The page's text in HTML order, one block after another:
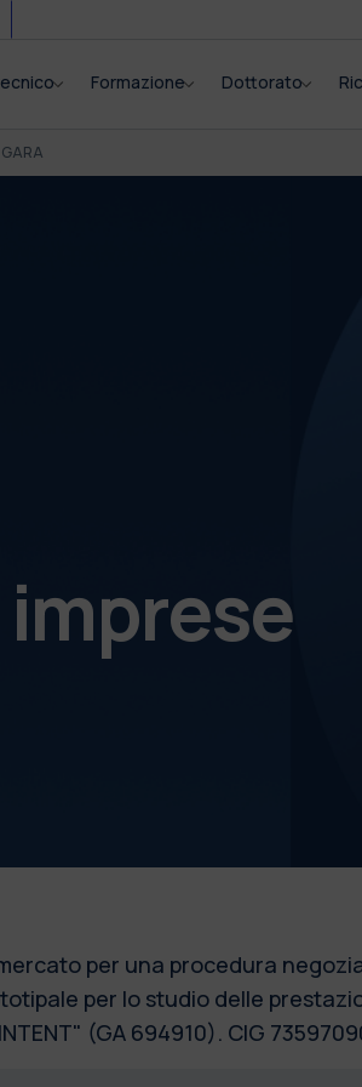
Formazione Dottorato
per una procedura
per lo studio delle
(GA 694910). CIG